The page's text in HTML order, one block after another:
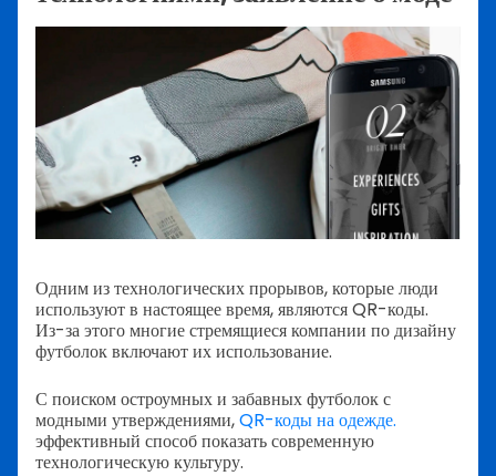
Одним из технологических прорывов, которые люди
используют в настоящее время, являются QR-коды.
Из-за этого многие стремящиеся компании по дизайну
футболок включают их использование.
С поиском остроумных и забавных футболок с
модными утверждениями,QR-коды на одежде.
эффективный способ показать современную
технологическую культуру.